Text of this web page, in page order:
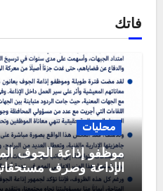
فاتك
محليات
موظفو إذاعة الجوف
الإذاعة وصرف